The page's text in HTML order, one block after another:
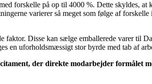
forskelle på op til 4000 %. Dette skyldes, at
varierer så meget som følge af
Disse kan sælge emballerede varer til
en uforholdsmæssigt stor byrde med tab af
der direkte modarbejder formålet